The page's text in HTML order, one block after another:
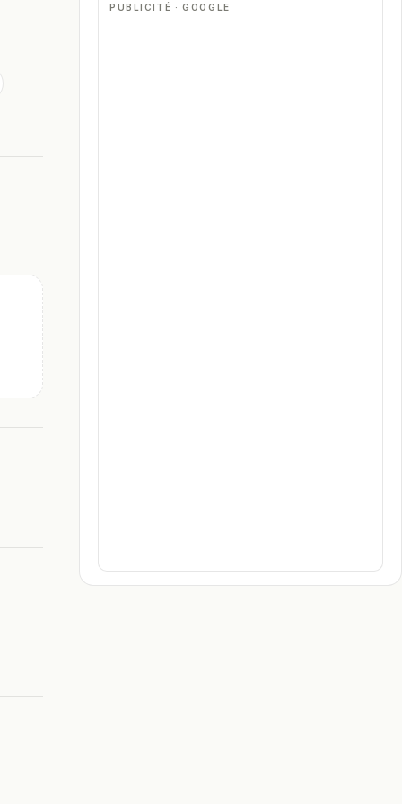
PUBLICITÉ · GOOGLE